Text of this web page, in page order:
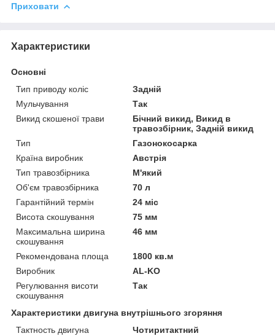
Приховати
Характеристики
Основні
Тип приводу коліс
Задній
Мульчування
Так
Викид скошеної трави
Бічний викид, Викид в
травозбірник, Задній викид
Тип
Газонокосарка
Країна виробник
Австрія
Тип травозбірника
М'який
Об'єм травозбірника
70 л
Гарантійний термін
24 міс
Висота скошування
75 мм
Максимальна ширина
скошування
46 мм
Рекомендована площа
1800 кв.м
Виробник
AL-KO
Регулювання висоти
скошування
Так
Характеристики двигуна внутрішнього згоряння
Тактность двигуна
Чотиритактний